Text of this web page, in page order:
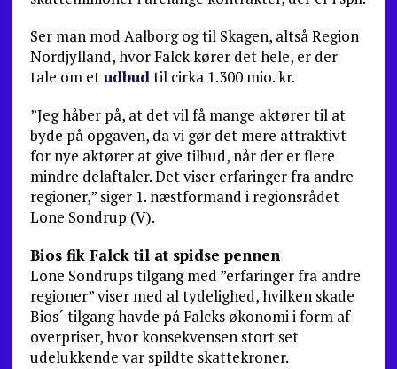
Ser man mod Aalborg og til Skagen, altså Region
Nordjylland, hvor Falck kører det hele, er der
tale om etudbudtil cirka 1.300 mio. kr.
”Jeg håber på, at det vil få mange aktører til at
byde på opgaven, da vi gør det mere attraktivt
for nye aktører at give tilbud, når der er flere
mindre delaftaler. Det viser erfaringer fra andre
regioner,” siger 1. næstformand i regionsrådet
Lone Sondrup (V).
Bios fik Falck til at spidse pennen
Lone Sondrups tilgang med ”erfaringer fra andre
regioner” viser med al tydelighed, hvilken skade
Bios´ tilgang havde på Falcks økonomi i form af
overpriser, hvor konsekvensen stort set
udelukkende var spildte skattekroner.